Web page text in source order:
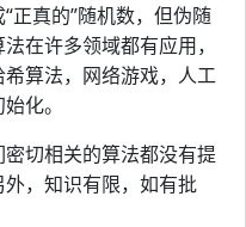
正真的”随机数，但伪随
在许多领域都有应用，
算法，网络游戏，人工
化。
切相关的算法都没有提
，知识有限，如有批